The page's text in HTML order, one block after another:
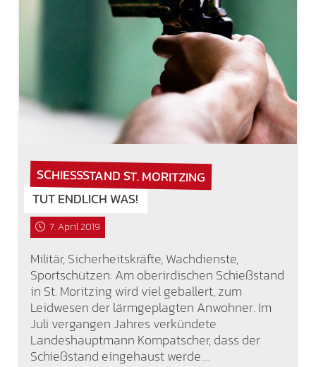
SCHIESSSTAND ST. MORITZING
TUT ENDLICH WAS!
7. April 2019
Militär, Sicherheitskräfte, Wachdienste,
Sportschützen: Am oberirdischen Schießstand
in St. Moritzing wird viel geballert, zum
Leidwesen der lärmgeplagten Anwohner. Im
Juli vergangen Jahres verkündete
Landeshauptmann Kompatscher, dass der
Schießstand eingehaust werde.…